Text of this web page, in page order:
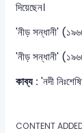
দিয়েছেন।
'নীড় সন্ধানী'
'নীড় সন্ধানী'
কাব্য : 'নদী
CONTENT